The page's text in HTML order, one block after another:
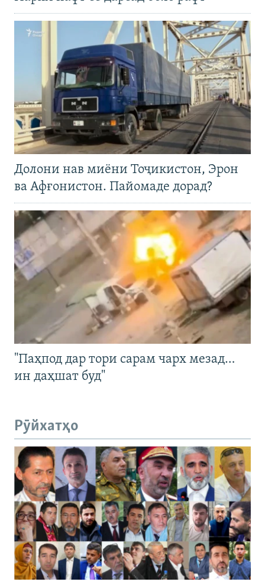
Долони нав миёни Тоҷикистон, Эрон
ва Афғонистон. Пайомаде дорад?
"Паҳпод дар тори сарам чарх мезад…
ин даҳшат буд"
Рӯйхатҳо